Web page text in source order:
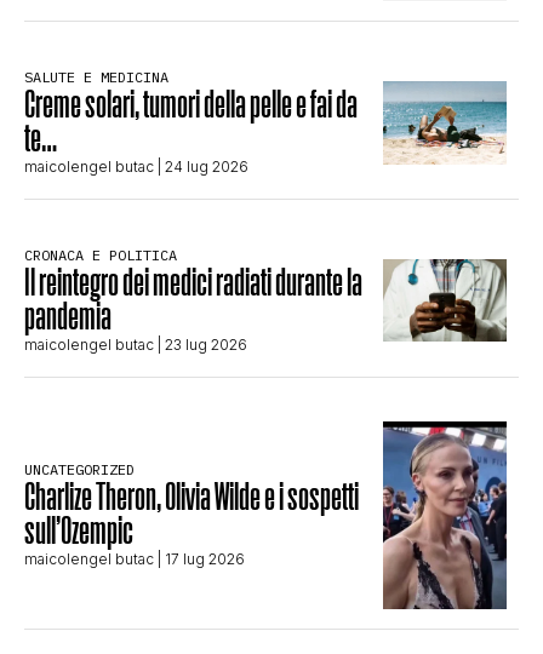
SALUTE E MEDICINA
Creme solari, tumori della pelle e fai da
te…
maicolengel butac | 24 lug 2026
CRONACA E POLITICA
Il reintegro dei medici radiati durante la
pandemia
maicolengel butac | 23 lug 2026
UNCATEGORIZED
Charlize Theron, Olivia Wilde e i sospetti
sull’Ozempic
maicolengel butac | 17 lug 2026